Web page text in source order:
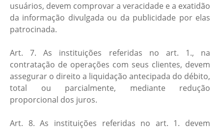
usuários, devem comprovar a veracidade e a exatidão
da informação divulgada ou da publicidade por elas
patrocinada.
Art. 7. As instituições referidas no art. 1., na
contratação de operações com seus clientes, devem
assegurar o direito a liquidação antecipada do débito,
total ou parcialmente, mediante redução
proporcional dos juros.
Art. 8. As instituições referidas no art. 1. devem